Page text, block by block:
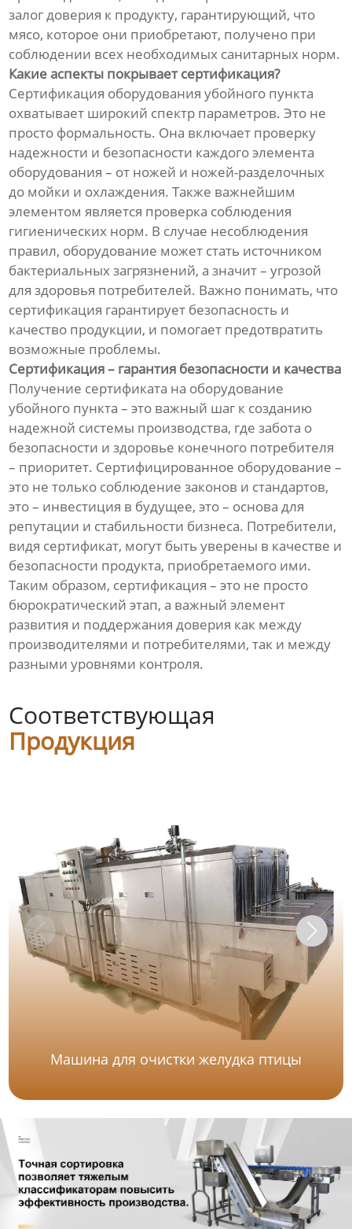
залог доверия к продукту, гарантирующий, что
мясо, которое они приобретают, получено при
соблюдении всех необходимых санитарных норм.
Какие аспекты покрывает сертификация?
Сертификация оборудования убойного пункта
охватывает широкий спектр параметров. Это не
просто формальность. Она включает проверку
надежности и безопасности каждого элемента
оборудования – от ножей и ножей-разделочных
до мойки и охлаждения. Также важнейшим
элементом является проверка соблюдения
гигиенических норм. В случае несоблюдения
правил, оборудование может стать источником
бактериальных загрязнений, а значит – угрозой
для здоровья потребителей. Важно понимать, что
сертификация гарантирует безопасность и
качество продукции, и помогает предотвратить
возможные проблемы.
Сертификация – гарантия безопасности и качества
Получение сертификата на оборудование
убойного пункта – это важный шаг к созданию
надежной системы производства, где забота о
безопасности и здоровье конечного потребителя
– приоритет. Сертифицированное оборудование –
это не только соблюдение законов и стандартов,
это – инвестиция в будущее, это – основа для
репутации и стабильности бизнеса. Потребители,
видя сертификат, могут быть уверены в качестве и
безопасности продукта, приобретаемого ими.
Таким образом, сертификация – это не просто
бюрократический этап, а важный элемент
развития и поддержания доверия как между
производителями и потребителями, так и между
разными уровнями контроля.
Соответствующая
Продукция
Машина для очистки желудка птицы